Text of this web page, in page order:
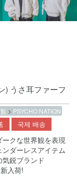
) うさ耳ファーフ
> PSYCHO NATION
국제 배송
クな世界観を表現
ダーレスアイテム
鋭ブランド
入荷!